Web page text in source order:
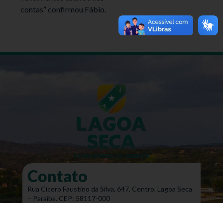
contas” confirmou Fábio.
Contato
Rua Cícero Faustino da Silva, 647, Centro, Lagoa Seca
– Paraíba. CEP: 58117-000